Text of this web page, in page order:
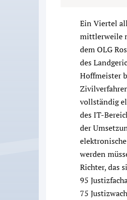
Ein Viertel
mittlerweile
dem OLG
des
Hoffmeister
vollständig
des IT-
der
werden
Richter, das
95
75